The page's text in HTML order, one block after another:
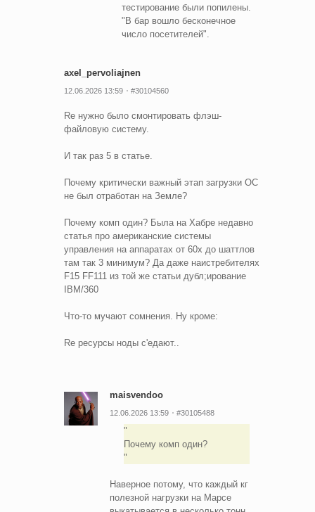
тестирование были попилены.
"В бар вошло бесконечное
число посетителей".
axel_pervoliajnen
12.06.2026 13:59 #30104560
Re нужно было смонтировать флэш-
файловую систему.
И так раз 5 в статье.
Почему критически важный этап загрузки ОС
не был отработан на Земле?
Почему комп один? Была на Хабре недавно
статья про американские системы
управления на аппаратах от 60х до шаттлов
там так 3 минимум? Да даже наистребителях
F15 FF111 из той же статьи дубл;ирование
IBM/360
Что-то мучают сомнения. Ну кроме:
Re ресурсы ноды с'едают..
maisvendoo
12.06.2026 13:59 #30105488
Почему комп один?
Наверное потому, что каждый кг
полезной нагрузки на Марсе